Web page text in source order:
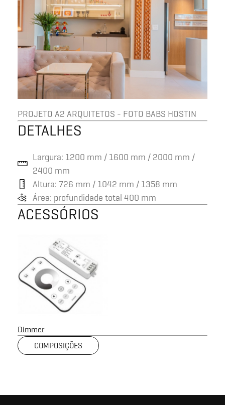
PROJETO A2 ARQUITETOS - FOTO BABS HOSTIN
DETALHES
Largura: 1200 mm / 1600 mm / 2000 mm /
2400 mm
Altura: 726 mm / 1042 mm / 1358 mm
Área: profundidade total 400 mm
ACESSÓRIOS
Dimmer
COMPOSIÇÕES